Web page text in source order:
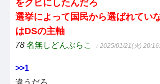
をクビにしたんだろ
選挙によって国民から選ばれてい
はDSの主軸
78 名無しどんぶらこ ：2025/01/21(火)
>>1
違うだろ。